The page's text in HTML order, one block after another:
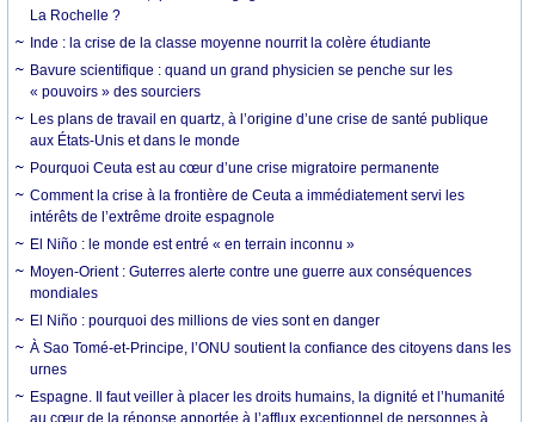
La Rochelle ?
Inde : la crise de la classe moyenne nourrit la colère étudiante
Bavure scientifique : quand un grand physicien se penche sur les
« pouvoirs » des sourciers
Les plans de travail en quartz, à l’origine d’une crise de santé publique
aux États-Unis et dans le monde
Pourquoi Ceuta est au cœur d’une crise migratoire permanente
Comment la crise à la frontière de Ceuta a immédiatement servi les
intérêts de l’extrême droite espagnole
El Niño : le monde est entré « en terrain inconnu »
Moyen-Orient : Guterres alerte contre une guerre aux conséquences
mondiales
El Niño : pourquoi des millions de vies sont en danger
À Sao Tomé-et-Principe, l’ONU soutient la confiance des citoyens dans les
urnes
Espagne. Il faut veiller à placer les droits humains, la dignité et l’humanité
au cœur de la réponse apportée à l’afflux exceptionnel de personnes à